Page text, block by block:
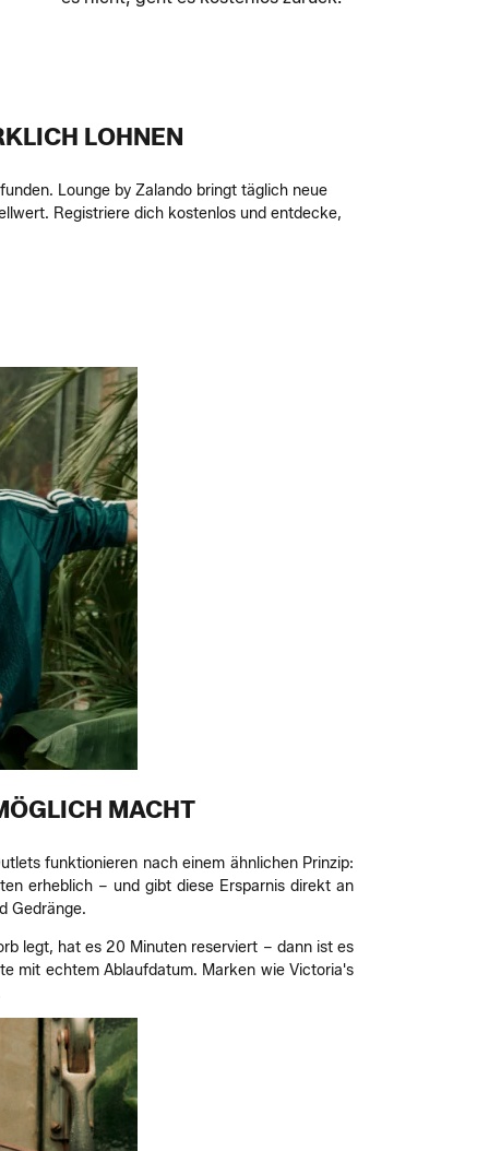
LOHNEN
Lounge by Zalando bringt täglich neue
Registriere dich kostenlos und entdecke,
MACHT
funktionieren nach einem ähnlichen Prinzip:
erheblich – und gibt diese Ersparnis direkt an
Gedränge.
legt, hat es 20 Minuten reserviert – dann ist es
mit echtem Ablaufdatum. Marken wie Victoria's